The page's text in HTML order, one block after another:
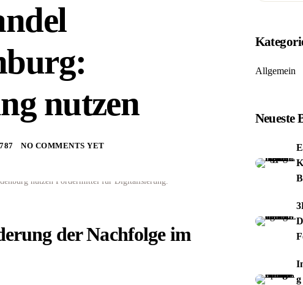
nutzen
NO COMMENTS YET
der Nachfolge im
Allgemein
Neueste